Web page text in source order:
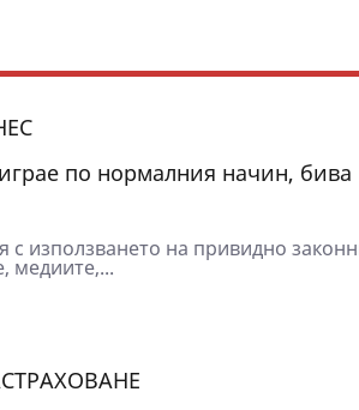
по нормалния начин, бива
с използването на привидно
медиите,...